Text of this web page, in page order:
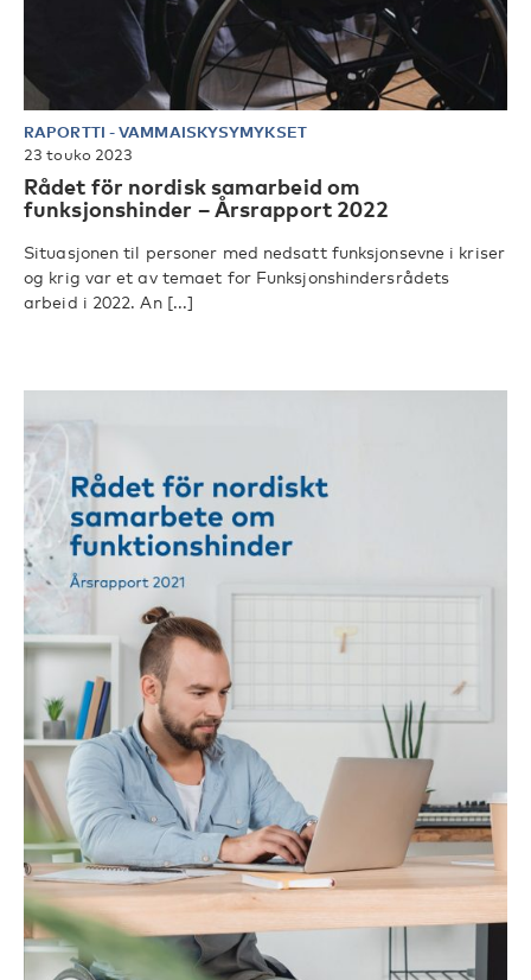
RAPORTTI -VAMMAISKYSYMYKSET
23 touko 2023
Rådet för nordisk samarbeid om
funksjonshinder – Årsrapport 2022
Situasjonen til personer med nedsatt funksjonsevne i kriser
og krig var et av temaet for Funksjonshindersrådets
arbeid i 2022. An [...]